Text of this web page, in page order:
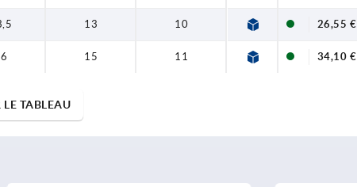
13 10 26,55 €
15 11 34,10 €
TABLEAU